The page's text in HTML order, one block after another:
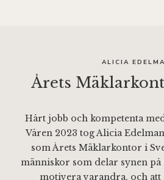
ALICIA
Årets
Hårt jobb och kompetenta
Våren 2023 tog Alicia
som Årets Mäklarkontor i
människor som delar synen
motivera varandra, och att